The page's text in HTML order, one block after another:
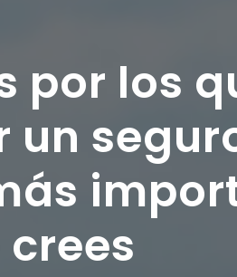
por los